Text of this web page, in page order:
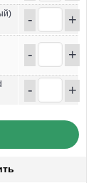
- +
- +
- +